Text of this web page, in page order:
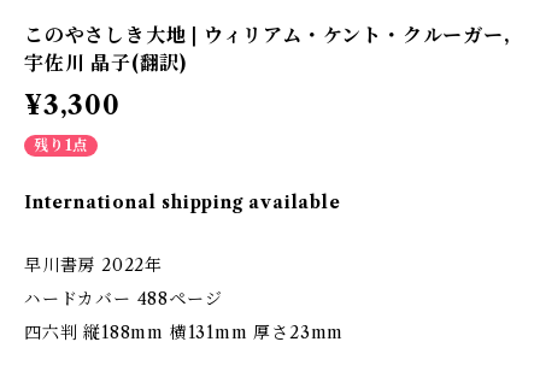
このやさしき大地 | ウィリアム・ケント・クルーガー,
宇佐川 晶子(翻訳)
¥3,300
残り1点
International shipping available
早川書房 2022年
ハードカバー 488ページ
四六判 縦188mm 横131mm 厚さ23mm